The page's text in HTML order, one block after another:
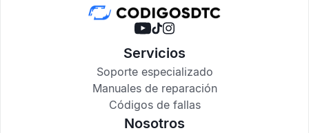
Servicios
Soporte especializado
Manuales de reparación
Códigos de fallas
Nosotros